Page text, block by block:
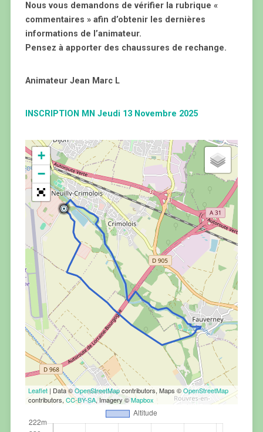
Nous vous demandons de vérifier la rubrique «
commentaires » afin d’obtenir les dernières
informations de l’animateur.
Pensez à apporter des chaussures de rechange.
Animateur Jean Marc L
INSCRIPTION MN Jeudi 13 Novembre 2025
+
−
Leaflet| Data ©OpenStreetMapcontributors, Maps ©OpenStreetMap
contributors, CC-BY-SA, Imagery ©Mapbox